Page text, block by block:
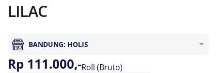
LILAC
BANDUNG: HOLIS
Rp 111.000,-Roll (Bruto)